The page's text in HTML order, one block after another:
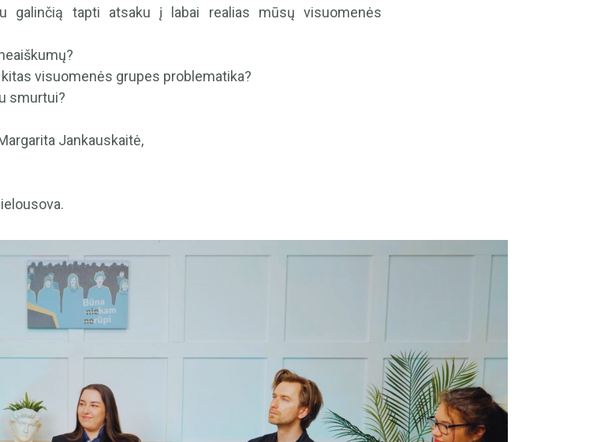
galinčią tapti atsaku į labai realias mūsų visuomenės
visuomenės grupes problematika?
smurtui?
Jankauskaitė,